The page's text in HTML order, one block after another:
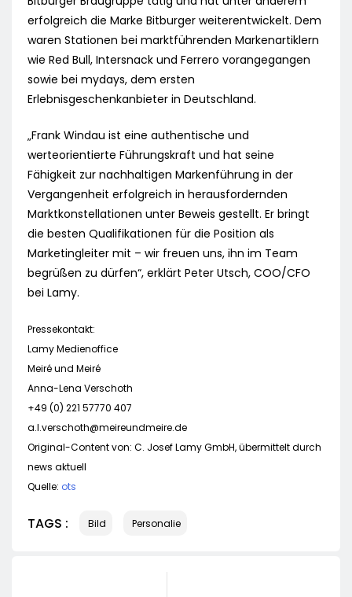
erfolgreich die Marke Bitburger weiterentwickelt. Dem
waren Stationen bei marktführenden Markenartiklern
wie Red Bull, Intersnack und Ferrero vorangegangen
sowie bei mydays, dem ersten
Erlebnisgeschenkanbieter in Deutschland.
„Frank Windau ist eine authentische und
werteorientierte Führungskraft und hat seine
Fähigkeit zur nachhaltigen Markenführung in der
Vergangenheit erfolgreich in herausfordernden
Marktkonstellationen unter Beweis gestellt. Er bringt
die besten Qualifikationen für die Position als
Marketingleiter mit – wir freuen uns, ihn im Team
begrüßen zu dürfen“, erklärt Peter Utsch, COO/CFO
bei Lamy.
Pressekontakt:
Lamy Medienoffice
Meiré und Meiré
Anna-Lena Verschoth
+49 (0) 221 57770 407
a.l.verschoth@meireundmeire.de
Original-Content von: C. Josef Lamy GmbH, übermittelt durch
news aktuell
Quelle: ots
TAGS : Bild Personalie